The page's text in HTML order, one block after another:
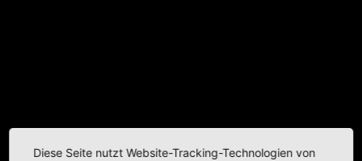
Diese Seite nutzt Website-Tracking-Technologien von